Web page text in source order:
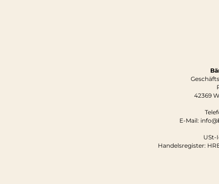
42369
E-Mail:
USt-
Handelsregister: